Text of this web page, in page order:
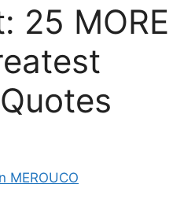
25 MORE
MEROUCO